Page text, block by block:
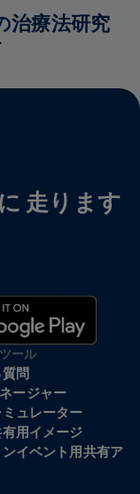
治療法研究
走ります
ール
問
ネージャー
ュレーター
用イメージ
イベント用共有ア